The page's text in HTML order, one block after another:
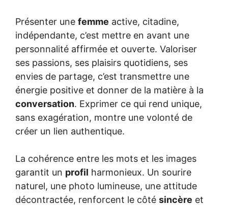
Présenter une femme active, citadine,
indépendante, c’est mettre en avant une
personnalité affirmée et ouverte. Valoriser
ses passions, ses plaisirs quotidiens, ses
envies de partage, c’est transmettre une
énergie positive et donner de la matière à la
conversation. Exprimer ce qui rend unique,
sans exagération, montre une volonté de
créer un lien authentique.
La cohérence entre les mots et les images
garantit un profil harmonieux. Un sourire
naturel, une photo lumineuse, une attitude
décontractée, renforcent le côté sincère et